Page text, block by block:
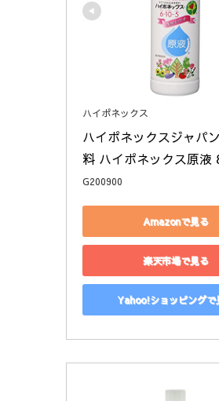
ハイポネックス
ハイポネックスジャパ
料 ハイポネックス原液
G200900
Amazonで見る
楽天市場で見る
Yahoo!ショッピングで